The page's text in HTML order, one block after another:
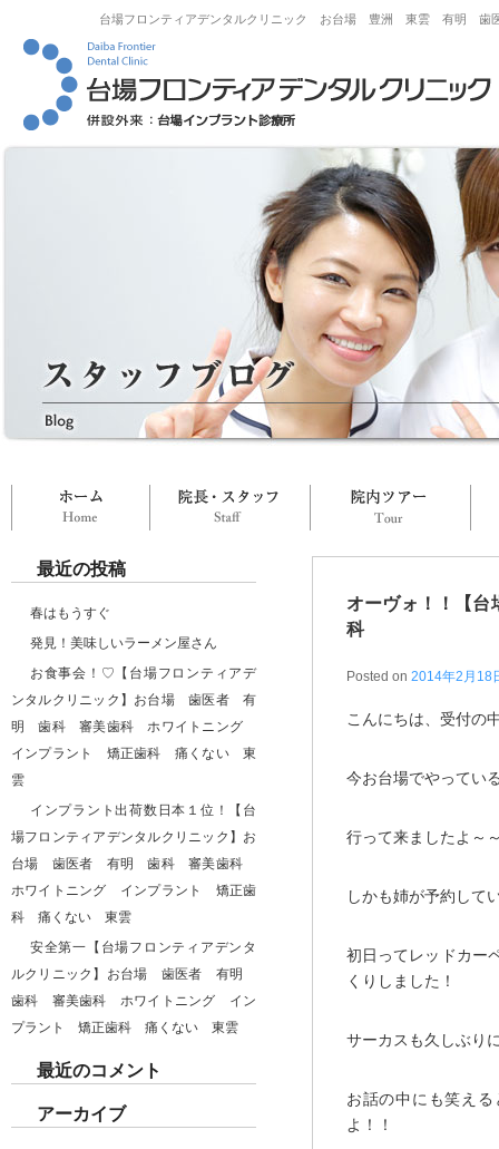
台場フロンティアデンタルクリニック お台場 豊洲 東雲 有明 歯
ホーム 院長・スタッフ
最近の投稿
春はもうすぐ
発見！美味しいラーメン屋さん
お食事会！♡【台場フロンティアデ
ンタルクリニック】お台場 歯医者 有
明 歯科 審美歯科 ホワイトニング
インプラント 矯正歯科 痛くない 東
雲
インプラント出荷数日本１位！【台
場フロンティアデンタルクリニック】お
台場 歯医者 有明 歯科 審美歯科
ホワイトニング インプラント 矯正歯
科 痛くない 東雲
安全第一【台場フロンティアデンタ
ルクリニック】お台場 歯医者 有明
歯科 審美歯科 ホワイトニング イン
プラント 矯正歯科 痛くない 東雲
最近のコメント
アーカイブ
オーヴォ！！【
科
Posted on 2014年2月18
こんにちは、受付の
今お台場でやってい
行って来ましたよ～
しかも姉が予約して
初日ってレッドカー
くりしました！
サーカスも久しぶり
お話の中にも笑え
よ！！